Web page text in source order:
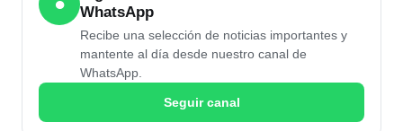
WhatsApp
Recibe una selección de noticias importantes y
mantente al día desde nuestro canal de
WhatsApp.
Seguir canal